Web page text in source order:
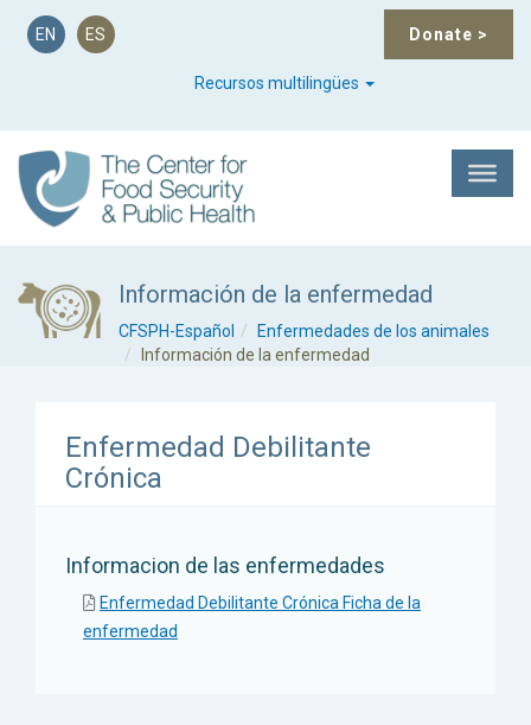
Donate >
EN ES
Recursos multilingües
Información de la enfermedad
CFSPH-Español
Enfermedades de los animales
Información de la enfermedad
Enfermedad Debilitante
Crónica
Informacion de las enfermedades
Enfermedad Debilitante Crónica Ficha de la
enfermedad